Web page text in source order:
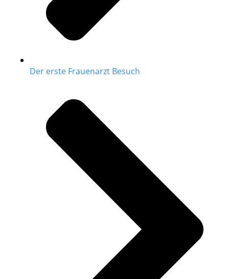
Der erste Frauenarzt Besuch